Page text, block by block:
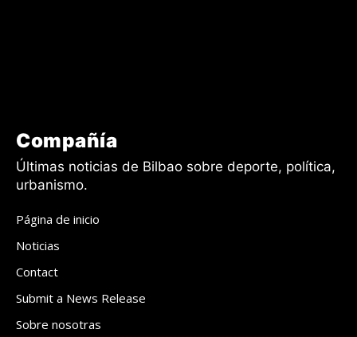
Compañía
Últimas noticias de Bilbao sobre deporte, política,
urbanismo.
Página de inicio
Noticias
Contact
Submit a News Release
Sobre nosotras